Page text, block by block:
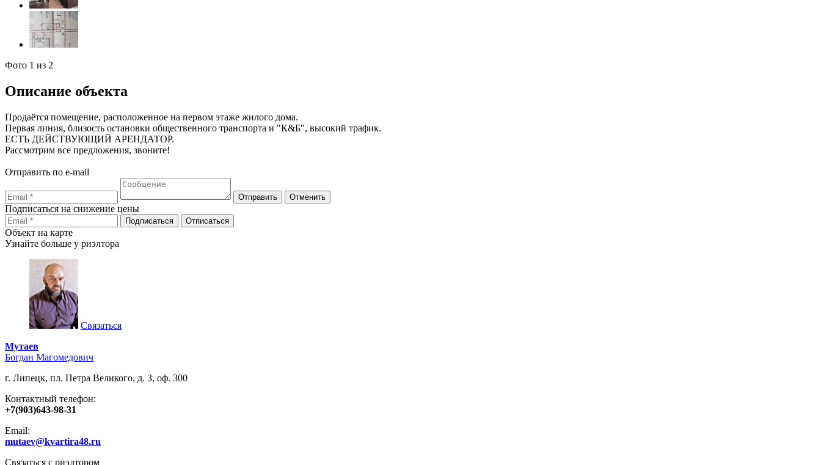
Фото 1 из 2
Описание объекта
Продаётся помещение, расположенное на первом этаже жилого дома.
Первая линия, близость остановки общественного транспорта и "К&Б", высокий трафик.
ЕСТЬ ДЕЙСТВУЮЩИЙ АРЕНДАТОР.
Рассмотрим все предложения, звоните!
Отправить по e-mail
Подписаться на снижение цены
Объект на карте
Узнайте больше у риэлтора
Связаться
Мутаев
Богдан Магомедович
г. Липецк, пл. Петра Великого, д. 3, оф. 300
Контактный телефон:
+7(903)643-98-31
Email:
mutaev@kvartira48.ru
Связаться с риэлтором